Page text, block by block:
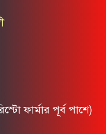
ফার্মার পূর্ব পাশে)